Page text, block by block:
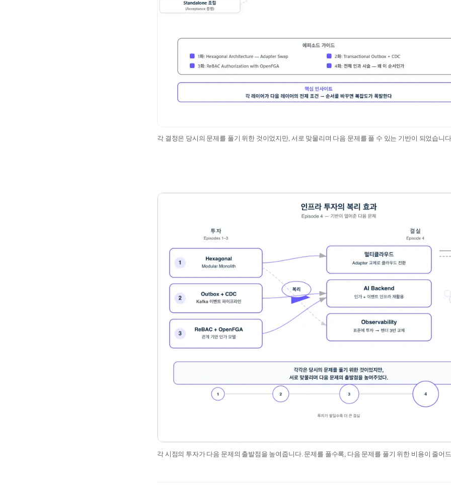
각 결정은 당시의 문제를 풀기 위한 것이었지만, 서로 맞물리며 다음 문제를 풀 수 있는 기반이 되었습니
각 시점의 투자가 다음 문제의 출발점을 높여줍니다. 문제를 풀수록, 다음 문제를 풀기 위한 비용이 줄어